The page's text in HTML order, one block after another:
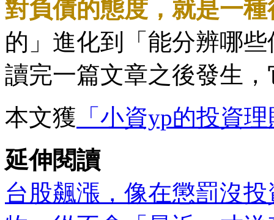
對負債的態度，就是一種
的」進化到「能分辨哪
讀完一篇文章之後發生
本文獲 「小資yp的投資
延伸閱讀
台股飆漲，像在懲罰沒